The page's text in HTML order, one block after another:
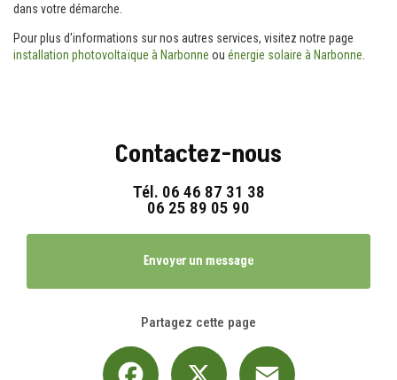
dans votre démarche.
Pour plus d'informations sur nos autres services, visitez notre page
installation photovoltaïque à Narbonne ou énergie solaire à Narbonne
Contactez-nous
Tél. 06 46 87 31 38
06 25 89 05 90
Envoyer un message
Partagez cette page
Facebook